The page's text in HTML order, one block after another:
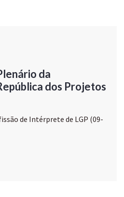
da
dos Projetos
de Intérprete de LGP (09-